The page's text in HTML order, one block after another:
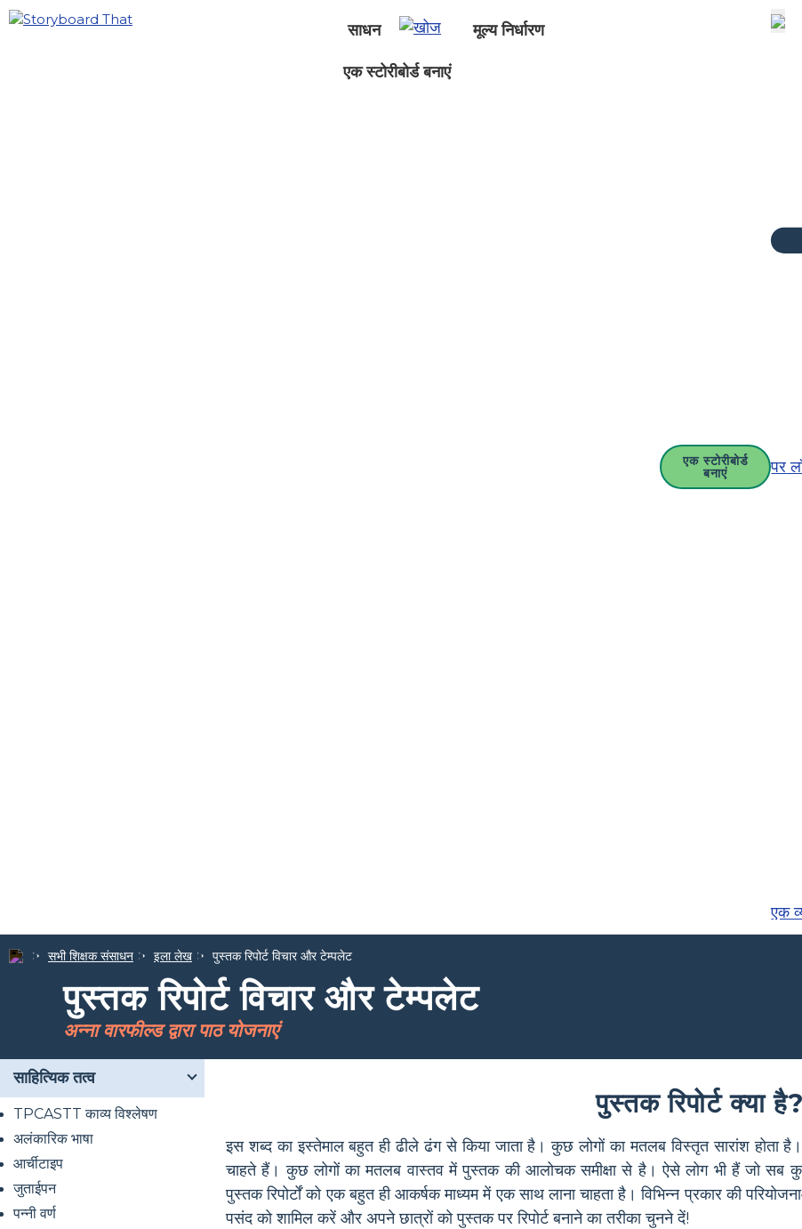
साधन मूल्य निर्धारण
एक स्टोरीबोर्ड बनाएं
एक स्टोरीबोर्ड
बनाएं पर
एक
सभी शिक्षक संसाधन इला लेख पुस्तक रिपोर्ट विचार और टेम्पलेट
पुस्तक रिपोर्ट विचार और टेम्पलेट
अन्ना वारफील्ड द्वारा पाठ योजनाएं
साहित्यिक तत्व
TPCASTT काव्य विश्लेषण
अलंकारिक भाषा
आर्चीटाइप
जुताईपन
पन्नी वर्ण
पुस्तक रिपोर्ट क्या है?
इस शब्द का इस्तेमाल बहुत ही ढीले ढंग से किया जाता है। कुछ लोगों का मतलब विस्तृत सारांश होता
चाहते हैं। कुछ लोगों का मतलब वास्तव में पुस्तक की आलोचक समीक्षा से है। ऐसे लोग भी हैं जो
पुस्तक रिपोर्टों को एक बहुत ही आकर्षक माध्यम में एक साथ लाना चाहता है। विभिन्न प्रकार की
पसंद को शामिल करें और अपने छात्रों को पुस्तक पर रिपोर्ट बनाने का तरीका चुनने दें!